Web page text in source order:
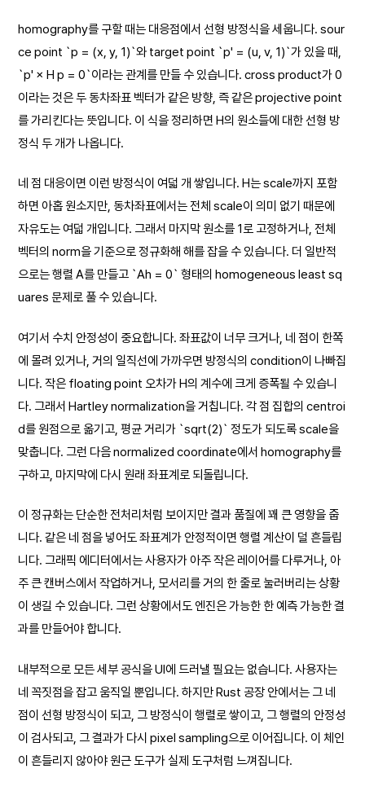
homography를 구할 때는 대응점에서 선형 방정식을 세웁니다. sour
ce point `p = (x, y, 1)`와 target point `p' = (u, v, 1)`가 있을 때,
`p' × H p = 0`이라는 관계를 만들 수 있습니다. cross product가 0
이라는 것은 두 동차좌표 벡터가 같은 방향, 즉 같은 projective point
를 가리킨다는 뜻입니다. 이 식을 정리하면 H의 원소들에 대한 선형 방
정식 두 개가 나옵니다.
네 점 대응이면 이런 방정식이 여덟 개 쌓입니다. H는 scale까지 포함
하면 아홉 원소지만, 동차좌표에서는 전체 scale이 의미 없기 때문에
자유도는 여덟 개입니다. 그래서 마지막 원소를 1로 고정하거나, 전체
벡터의 norm을 기준으로 정규화해 해를 잡을 수 있습니다. 더 일반적
으로는 행렬 A를 만들고 `Ah = 0` 형태의 homogeneous least sq
uares 문제로 풀 수 있습니다.
여기서 수치 안정성이 중요합니다. 좌표값이 너무 크거나, 네 점이 한쪽
에 몰려 있거나, 거의 일직선에 가까우면 방정식의 condition이 나빠집
니다. 작은 floating point 오차가 H의 계수에 크게 증폭될 수 있습니
다. 그래서 Hartley normalization을 거칩니다. 각 점 집합의 centroi
d를 원점으로 옮기고, 평균 거리가 `sqrt(2)` 정도가 되도록 scale을
맞춥니다. 그런 다음 normalized coordinate에서 homography를
구하고, 마지막에 다시 원래 좌표계로 되돌립니다.
이 정규화는 단순한 전처리처럼 보이지만 결과 품질에 꽤 큰 영향을 줍
니다. 같은 네 점을 넣어도 좌표계가 안정적이면 행렬 계산이 덜 흔들립
니다. 그래픽 에디터에서는 사용자가 아주 작은 레이어를 다루거나, 아
주 큰 캔버스에서 작업하거나, 모서리를 거의 한 줄로 눌러버리는 상황
이 생길 수 있습니다. 그런 상황에서도 엔진은 가능한 한 예측 가능한 결
과를 만들어야 합니다.
내부적으로 모든 세부 공식을 UI에 드러낼 필요는 없습니다. 사용자는
네 꼭짓점을 잡고 움직일 뿐입니다. 하지만 Rust 공장 안에서는 그 네
점이 선형 방정식이 되고, 그 방정식이 행렬로 쌓이고, 그 행렬의 안정성
이 검사되고, 그 결과가 다시 pixel sampling으로 이어집니다. 이 체인
이 흔들리지 않아야 원근 도구가 실제 도구처럼 느껴집니다.